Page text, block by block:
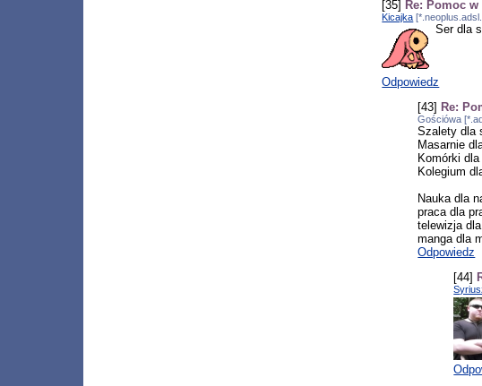
[35] Re: Pomoc
Kicajka
Ser dla
Odpowiedz
[43] Re:
Gościówa
Szalety dla
Masarnie
Komórki
Kolegium
Nauka dla
praca dla
telewizja
manga dla
Odpowiedz
[44]